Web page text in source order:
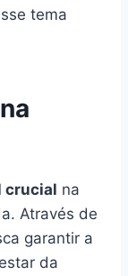
tema
crucial na
Através de
garantir a
da